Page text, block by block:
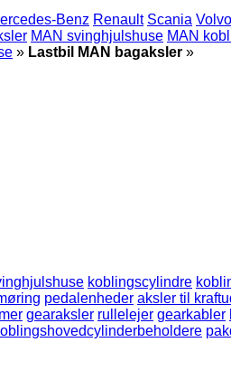
Benz Renault Scania Volvo
MAN svinghjulshuse MAN
» Lastbil MAN bagaksler »
koblingscylindre
pedalenheder aksler til
gearaksler rullelejer gearkabler